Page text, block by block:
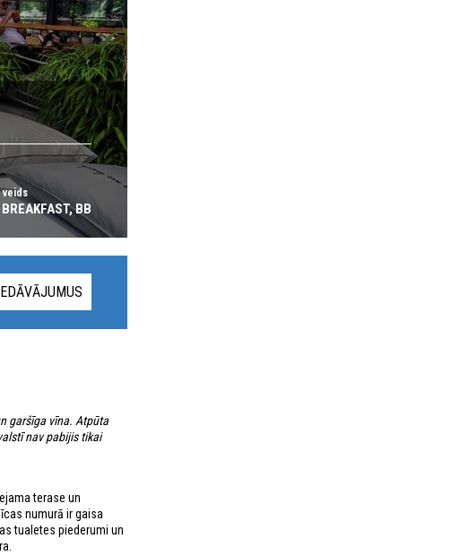
veids
BB
garšīga vīna. Atpūta
nav pabijis tikai
terase un
numurā ir gaisa
tualetes piederumi un